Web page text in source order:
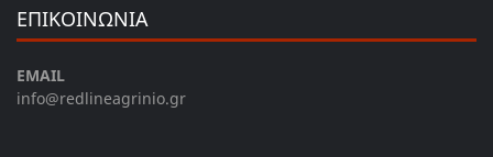
ΕΠΙΚΟΙΝΩΝΙΑ
EMAIL
info@redlineagrinio.gr